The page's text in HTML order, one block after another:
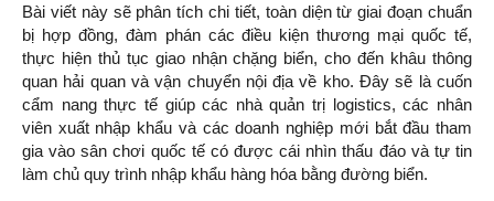
Bài viết này sẽ phân tích chi tiết, toàn diện từ giai đoạn chuẩn
bị hợp đồng, đàm phán các điều kiện thương mại quốc tế,
thực hiện thủ tục giao nhận chặng biển, cho đến khâu thông
quan hải quan và vận chuyển nội địa về kho. Đây sẽ là cuốn
cẩm nang thực tế giúp các nhà quản trị logistics, các nhân
viên xuất nhập khẩu và các doanh nghiệp mới bắt đầu tham
gia vào sân chơi quốc tế có được cái nhìn thấu đáo và tự tin
làm chủ quy trình nhập khẩu hàng hóa bằng đường biển.